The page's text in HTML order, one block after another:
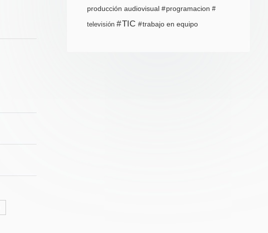
producción audiovisual programacion
televisión TIC trabajo en equipo